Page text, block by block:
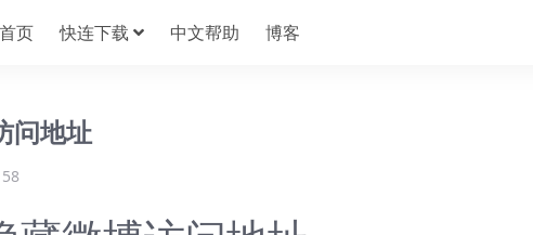
首页 快连下载 中文帮助 博客
问地址